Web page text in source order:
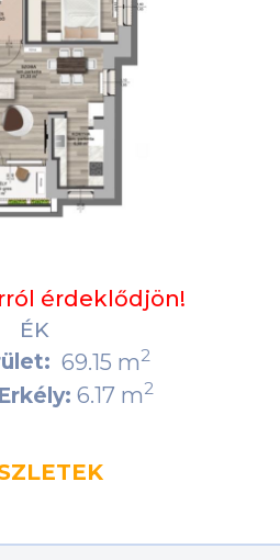
érdeklődjön!
ÉK
69.15 m2
6.17 m2